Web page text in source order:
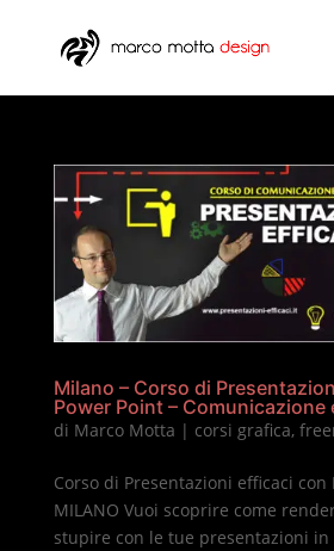
Milano – Corso di
Power Point – Comunicazione
di Marco Motta | corsi grafica,
Corso di Presentazioni efficaci con
MILANO Vuoi scoprire come
stupire con le tue presentazioni in